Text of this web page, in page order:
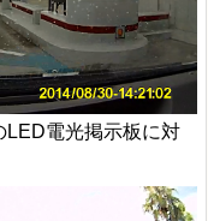
LED電光掲示板に対